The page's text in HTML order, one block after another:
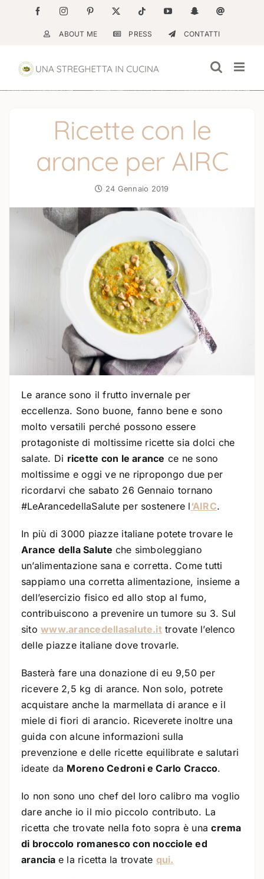
contenuto
FacebookInstagramPinterest Tiktok YouTubeSnapchatEmail
ABOUT ME PRESS CONTATTI
Ricette con le
arance per AIRC
24 Gennaio 2019
Le arance sono il frutto invernale per
eccellenza. Sono buone, fanno bene e sono
molto versatili perché possono essere
protagoniste di moltissime ricette sia dolci che
salate. Di ricette con le arance ce ne sono
moltissime e oggi ve ne ripropongo due per
ricordarvi che sabato 26 Gennaio tornano
#LeArancedellaSalute per sostenere l‘AIRC.
In più di 3000 piazze italiane potete trovare le
Arance della Salute che simboleggiano
un’alimentazione sana e corretta. Come tutti
sappiamo una corretta alimentazione, insieme a
dell’esercizio fisico ed allo stop al fumo,
contribuiscono a prevenire un tumore su 3. Sul
sitowww.arancedellasalute.ittrovate l’elenco
delle piazze italiane dove trovarle.
Basterà fare una donazione di eu 9,50 per
ricevere 2,5 kg di arance. Non solo, potrete
acquistare anche la marmellata di arance e il
miele di fiori di arancio. Riceverete inoltre una
guida con alcune informazioni sulla
prevenzione e delle ricette equilibrate e salutari
ideate da Moreno Cedroni e Carlo Cracco.
Io non sono uno chef del loro calibro ma voglio
dare anche io il mio piccolo contributo. La
ricetta che trovate nella foto sopra è unacrema
di broccolo romanesco con nocciole ed
arancia e la ricetta la trovate qui.